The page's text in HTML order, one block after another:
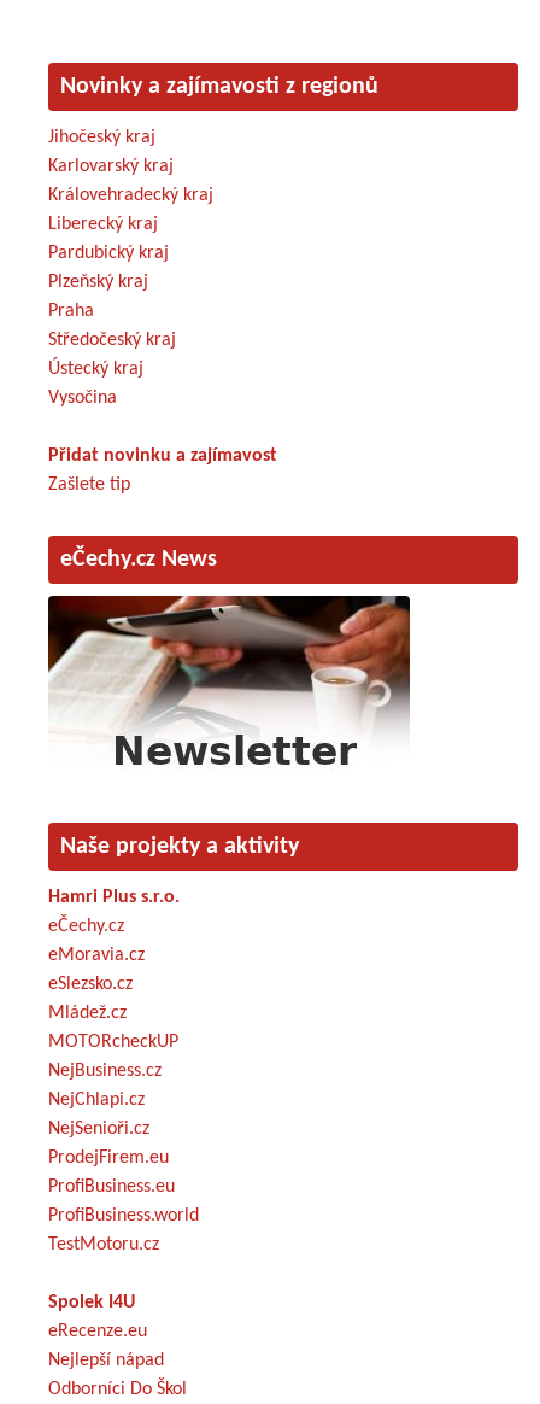
Novinky a zajímavosti z regionů
Jihočeský kraj
Karlovarský kraj
Královehradecký kraj
Liberecký kraj
Pardubický kraj
Plzeňský kraj
Praha
Středočeský kraj
Ústecký kraj
Vysočina
Přidat novinku a zajímavost
Zašlete tip
eČechy.cz News
Naše projekty a aktivity
Hamri Plus s.r.o.
eČechy.cz
eMoravia.cz
eSlezsko.cz
Mládež.cz
MOTORcheckUP
NejBusiness.cz
NejChlapi.cz
NejSenioři.cz
ProdejFirem.eu
ProfiBusiness.eu
ProfiBusiness.world
TestMotoru.cz
Spolek I4U
eRecenze.eu
Nejlepší nápad
Odborníci Do Škol